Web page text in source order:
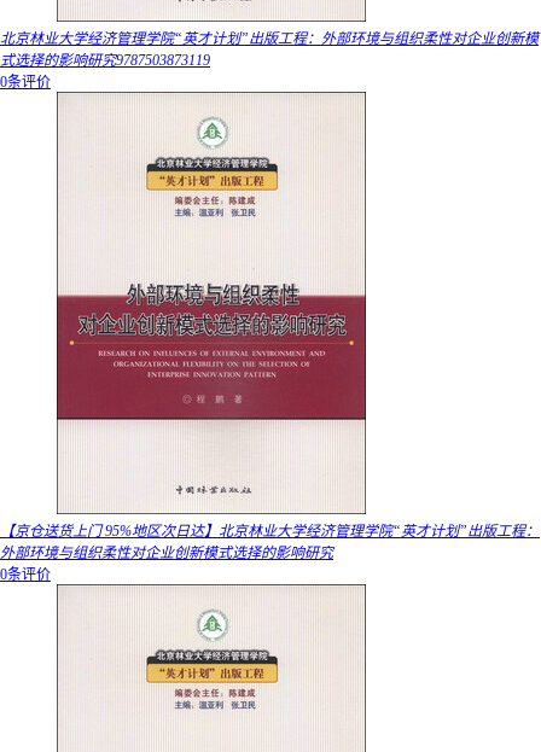
北京林业大学经济管理学院“英才计划”出版工程：外部环境与组织柔性对企业创新模
式选择的影响研究9787503873119
0条评价
【京仓送货上门 95%地区次日达】北京林业大学经济管理学院“英才计划”出版工程：
外部环境与组织柔性对企业创新模式选择的影响研究
0条评价